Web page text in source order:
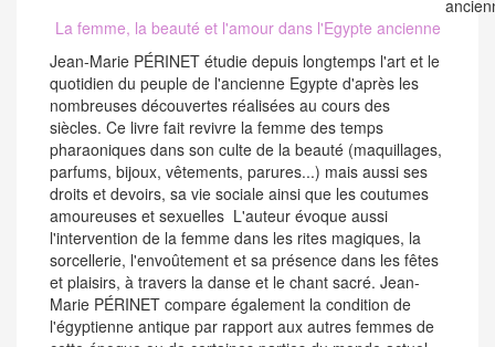
La femme, la beauté et l'amour dans l'Egypte ancienne
Jean-Marie PÉRINET étudie depuis longtemps l'art et le
quotidien du peuple de l'ancienne Egypte d'après les
nombreuses découvertes réalisées au cours des
siècles. Ce livre fait revivre la femme des temps
pharaoniques dans son culte de la beauté (maquillages,
parfums, bijoux, vêtements, parures...) mais aussi ses
droits et devoirs, sa vie sociale ainsi que les coutumes
amoureuses et sexuelles L'auteur évoque aussi
l'intervention de la femme dans les rites magiques, la
sorcellerie, l'envoûtement et sa présence dans les fêtes
et plaisirs, à travers la danse et le chant sacré. Jean-
Marie PÉRINET compare également la condition de
l'égyptienne antique par rapport aux autres femmes de